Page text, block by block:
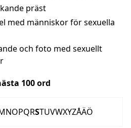
präst
med människor för sexuella
och foto med sexuellt
100ord
NOPQRSTUVWXYZÅÄÖ